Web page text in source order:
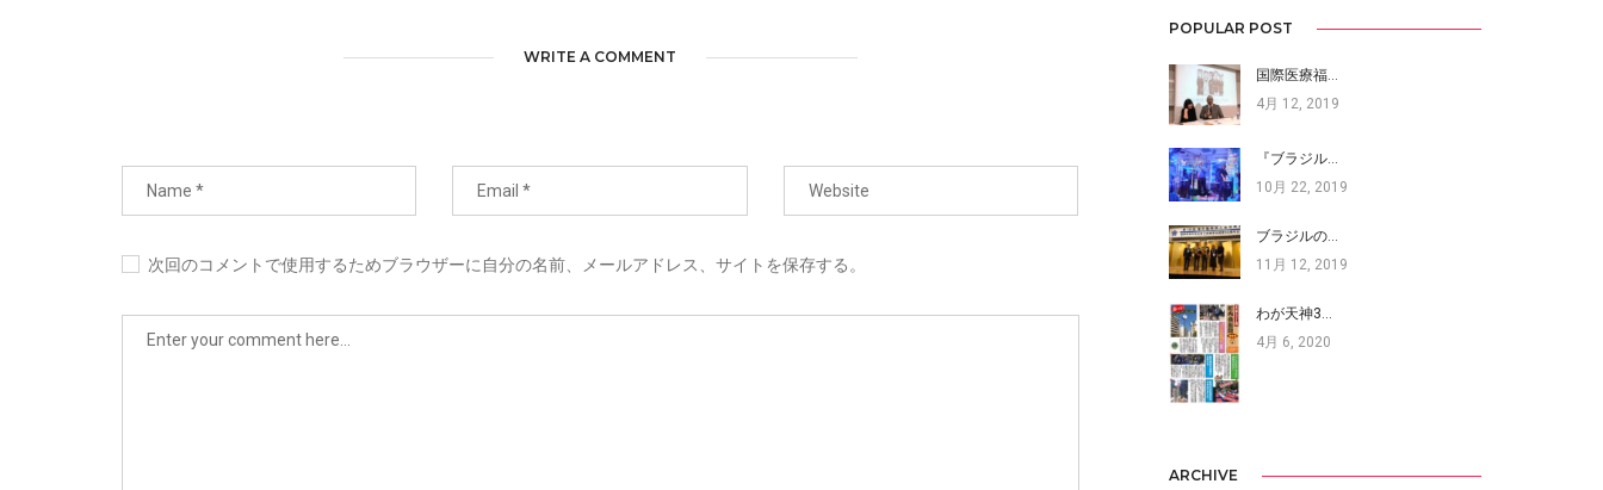
WRITE A COMMENT
次回のコメントで使用するためブラウザーに自分の名前、メールアドレス、サイトを保存する。
POPULAR POST
国際医療福…
4月 12, 2019
『ブラジル…
10月 22, 2019
ブラジルの…
11月 12, 2019
わが天神3…
4月 6, 2020
ARCHIVE